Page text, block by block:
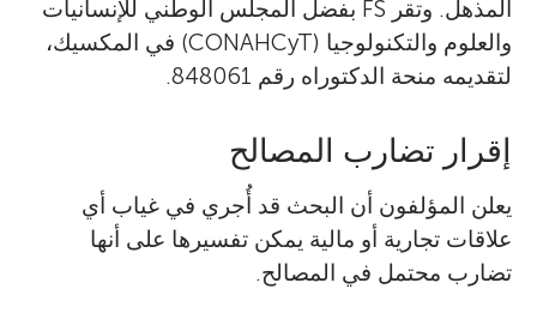
المذهل. وتقر FS بفضل المجلس الوطني للإنسانيات
والعلوم والتكنولوجيا (CONAHCyT) في المكسيك،
لتقديمه منحة الدكتوراه رقم 848061.
إقرار تضارب المصالح
يعلن المؤلفون أن البحث قد أُجري في غياب أي
علاقات تجارية أو مالية يمكن تفسيرها على أنها
تضارب محتمل في المصالح.